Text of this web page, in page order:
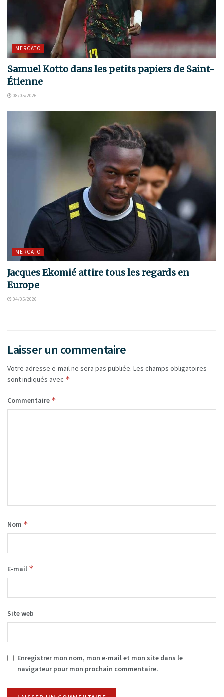
MERCATO
Samuel Kotto dans les petits papiers de Saint-
Étienne
08/05/2026
MERCATO
Jacques Ekomié attire tous les regards en
Europe
04/05/2026
Laisser un commentaire
Votre adresse e-mail ne sera pas publiée. Les champs obligatoires
sont indiqués avec *
Commentaire *
Nom *
E-mail *
Site web
Enregistrer mon nom, mon e-mail et mon site dans le
navigateur pour mon prochain commentaire.